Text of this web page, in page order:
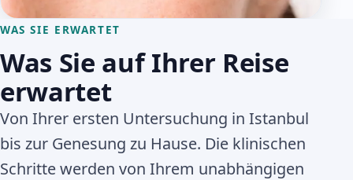
WAS SIE ERWARTET
Was Sie auf Ihrer Reise
erwartet
Von Ihrer ersten Untersuchung in Istanbul
bis zur Genesung zu Hause. Die klinischen
Schritte werden von Ihrem unabhängigen